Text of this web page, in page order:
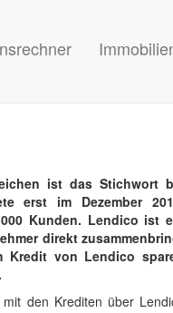
ist das Stichwort
erst im Dezember
Kunden. Lendico ist
direkt
Kredit von Lendico
den Krediten über